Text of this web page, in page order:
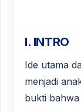
I. INTRO
Ide utama
menjadi
bukti